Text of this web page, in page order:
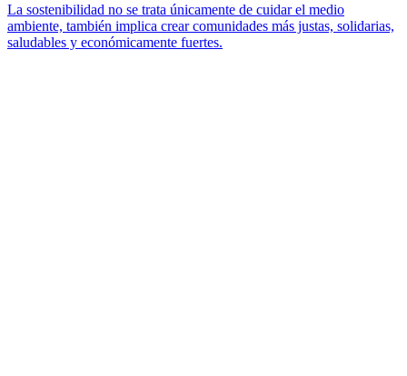
La sostenibilidad no se trata únicamente de cuidar el medio
ambiente, también implica crear comunidades más justas, solidarias,
saludables y económicamente fuertes.